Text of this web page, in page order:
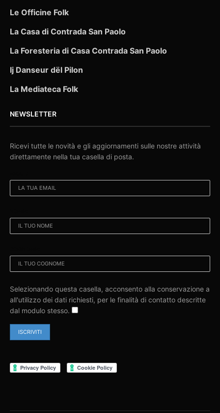
Le Officine Folk
La Casa di Contrada San Paolo
La Foresteria di Casa Contrada San Paolo
Ij Danseur dël Pilon
La Mediateca Folk
NEWSLETTER
Ricevi tutte le novità e gli aggiornamenti sulle nostre attività
direttamente nella tua casella di posta.
Selezionando questa casella, acconsento alla conservazione a
all'utilizzo dei dati richiesti, per le finalità di contatto descritte
dal modulo stesso.